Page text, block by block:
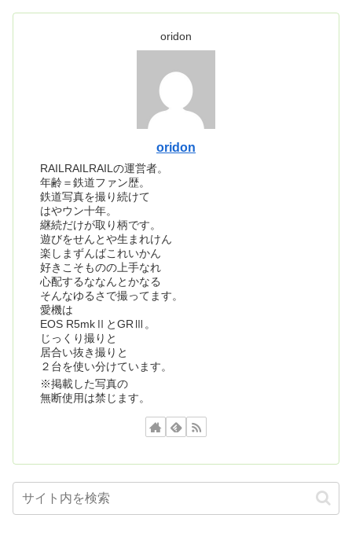
oridon
oridon
RAILRAILRAILの運営者。
年齢＝鉄道ファン歴。
鉄道写真を撮り続けて
はやウン十年。
継続だけが取り柄です。
遊びをせんとや生まれけん
楽しまずんばこれいかん
好きこそものの上手なれ
心配するななんとかなる
そんなゆるさで撮ってます。
愛機は
EOS R5mkⅡとGRⅢ。
じっくり撮りと
居合い抜き撮りと
２台を使い分けています。
※掲載した写真の
無断使用は禁じます。